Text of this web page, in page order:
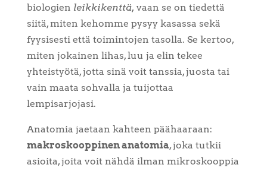
biologien leikkikenttä, vaan se on tiedettä
siitä, miten kehomme pysyy kasassa sekä
fyysisesti että toimintojen tasolla. Se kertoo,
miten jokainen lihas, luu ja elin tekee
yhteistyötä, jotta sinä voit tanssia, juosta tai
vain maata sohvalla ja tuijottaa
lempisarjojasi.
Anatomia jaetaan kahteen päähaaraan:
makroskooppinen anatomia, joka tutkii
asioita, joita voit nähdä ilman mikroskooppia